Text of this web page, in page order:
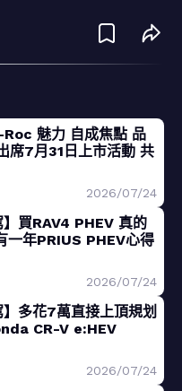
魅力 自成焦點 品
席7月31日上市活動 共
2026/07/24
】買RAV4 PHEV 真的
一年PRIUS PHEV心得
2026/07/24
】多花7萬直接上頂規划
CR-V e:HEV
2026/07/24